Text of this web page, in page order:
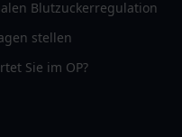
Blutzuckerregulation
stellen
Sie im OP?